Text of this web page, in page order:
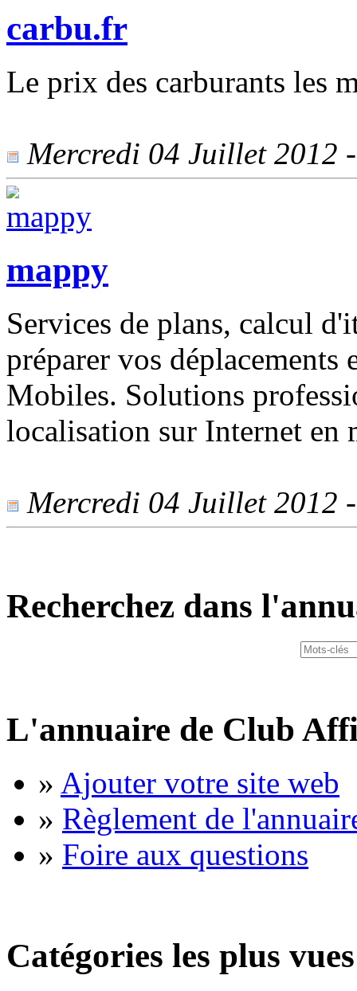
carbu.fr
Le prix des carburants les
Mercredi 04 Juillet 2012
mappy
Services de plans, calcul
préparer vos déplacements
Mobiles. Solutions
localisation sur Internet en
Mercredi 04 Juillet 2012
Recherchez dans
L'annuaire de Club
» Ajouter votre site web
» Règlement de
» Foire aux questions
Catégories les plus vues